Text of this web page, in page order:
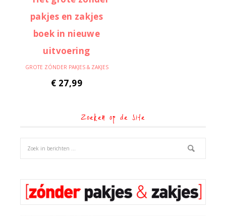
GROTE ZÓNDER PAKJES & ZAKJES
€ 27,99
Zoeken op de site